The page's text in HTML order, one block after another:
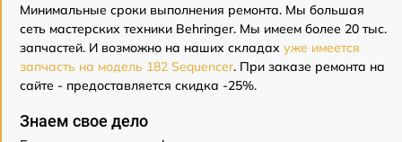
Минимальные сроки выполнения ремонта. Мы большая
сеть мастерских техники Behringer. Мы имеем более 20 тыс.
запчастей. И возможно на наших складах уже имеется
запчасть на модель 182 Sequencer. При заказе ремонта на
сайте - предоставляется скидка -25%.
Знаем свое дело